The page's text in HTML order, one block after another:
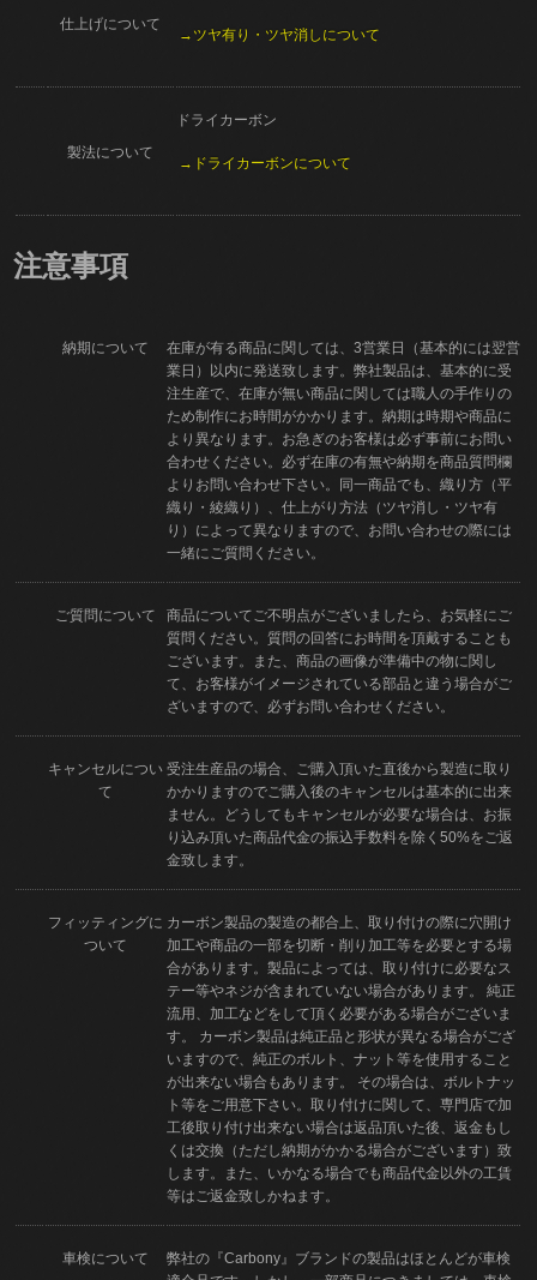
仕上げについて
→ツヤ有り・ツヤ消しについて
製法について
ドライカーボン
→ドライカーボンについて
注意事項
納期について
在庫が有る商品に関しては、3営業日（基本的には翌営
業日）以内に発送致します。弊社製品は、基本的に受
注生産で、在庫が無い商品に関しては職人の手作りの
ため制作にお時間がかかります。納期は時期や商品に
より異なります。お急ぎのお客様は必ず事前にお問い
合わせください。必ず在庫の有無や納期を商品質問欄
よりお問い合わせ下さい。同一商品でも、織り方（平
織り・綾織り）、仕上がり方法（ツヤ消し・ツヤ有
り）によって異なりますので、お問い合わせの際には
一緒にご質問ください。
ご質問について
商品についてご不明点がございましたら、お気軽にご
質問ください。質問の回答にお時間を頂戴することも
ございます。また、商品の画像が準備中の物に関し
て、お客様がイメージされている部品と違う場合がご
ざいますので、必ずお問い合わせください。
キャンセルについ
て
受注生産品の場合、ご購入頂いた直後から製造に取り
かかりますのでご購入後のキャンセルは基本的に出来
ません。どうしてもキャンセルが必要な場合は、お振
り込み頂いた商品代金の振込手数料を除く50%をご返
金致します。
フィッティングに
ついて
カーボン製品の製造の都合上、取り付けの際に穴開け
加工や商品の一部を切断・削り加工等を必要とする場
合があります。製品によっては、取り付けに必要なス
テー等やネジが含まれていない場合があります。 純正
流用、加工などをして頂く必要がある場合がございま
す。 カーボン製品は純正品と形状が異なる場合がござ
いますので、純正のボルト、ナット等を使用すること
が出来ない場合もあります。 その場合は、ボルトナッ
ト等をご用意下さい。取り付けに関して、専門店で加
工後取り付け出来ない場合は返品頂いた後、返金もし
くは交換（ただし納期がかかる場合がございます）致
します。また、いかなる場合でも商品代金以外の工賃
等はご返金致しかねます。
車検について
弊社の『Carbony』ブランドの製品はほとんどが車検